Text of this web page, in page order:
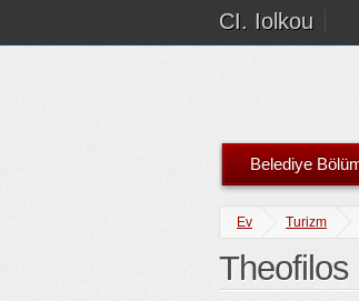
CI. Iolkou
Belediye
Ev Turizm
Theofilos